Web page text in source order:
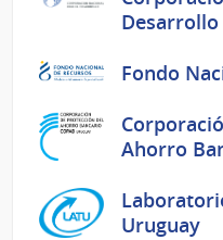
Desarrollo
Fondo
Ahorro
Uruguay